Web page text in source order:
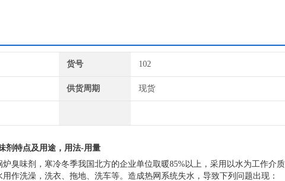
货号 102
供货周期 现货
剂特点及用途，用法-用量
臭味剂，寒冷冬季我国北方的企业单位取暖85%以上，采用以水为工作介
作洗澡，洗衣、拖地、洗车等。造成热网系统失水，导致下列问题出现：